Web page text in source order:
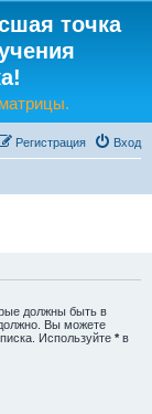
точка
Вход
Регистрация
должны быть в
Вы можете
Используйте * в